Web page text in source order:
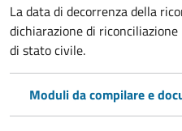
La data di decorrenza della
dichiarazione di
di stato civile.
Moduli da compilare e